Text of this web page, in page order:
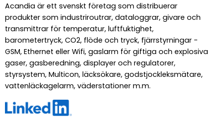
Acandia är ett svenskt företag som distribuerar
produkter som industriroutrar, dataloggrar, givare och
transmittrar för temperatur, luftfuktighet,
barometertryck, CO2, flöde och tryck, fjärrstyrningar -
GSM, Ethernet eller Wifi, gaslarm för giftiga och explosiva
gaser, gasberedning, displayer och regulatorer,
styrsystem, Multicon, läcksökare, godstjockleksmätare,
vattenläckagelarm, väderstationer m.m.